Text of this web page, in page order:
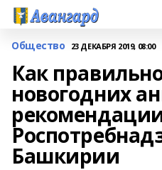
Общество 23 ДЕКАБРЯ 2019, 08:00
Как
новогодних
Башкирии